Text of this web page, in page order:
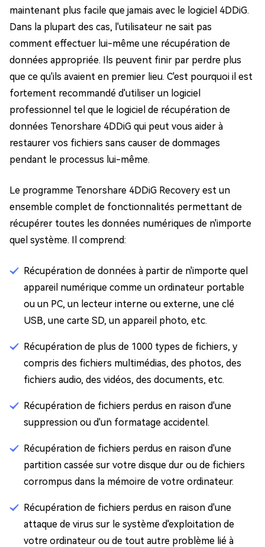
maintenant plus facile que jamais avec le logiciel 4DDiG.
Dans la plupart des cas, l'utilisateur ne sait pas
comment effectuer lui-même une récupération de
données appropriée. Ils peuvent finir par perdre plus
que ce qu'ils avaient en premier lieu. C'est pourquoi il est
fortement recommandé d'utiliser un logiciel
professionnel tel que le logiciel de récupération de
données Tenorshare 4DDiG qui peut vous aider à
restaurer vos fichiers sans causer de dommages
pendant le processus lui-même.
Le programme Tenorshare 4DDiG Recovery est un
ensemble complet de fonctionnalités permettant de
récupérer toutes les données numériques de n'importe
quel système. Il comprend:
Récupération de données à partir de n'importe quel
appareil numérique comme un ordinateur portable
ou un PC, un lecteur interne ou externe, une clé
USB, une carte SD, un appareil photo, etc.
Récupération de plus de 1000 types de fichiers, y
compris des fichiers multimédias, des photos, des
fichiers audio, des vidéos, des documents, etc.
Récupération de fichiers perdus en raison d'une
suppression ou d'un formatage accidentel.
Récupération de fichiers perdus en raison d'une
partition cassée sur votre disque dur ou de fichiers
corrompus dans la mémoire de votre ordinateur.
Récupération de fichiers perdus en raison d'une
attaque de virus sur le système d'exploitation de
votre ordinateur ou de tout autre problème lié à